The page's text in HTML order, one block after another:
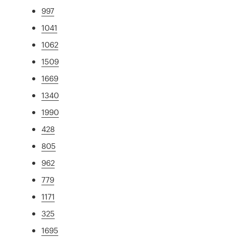
997
1041
1062
1509
1669
1340
1990
428
805
962
779
1171
325
1695